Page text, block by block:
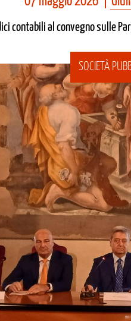
contabili al convegno sulle
SOCIETÀ